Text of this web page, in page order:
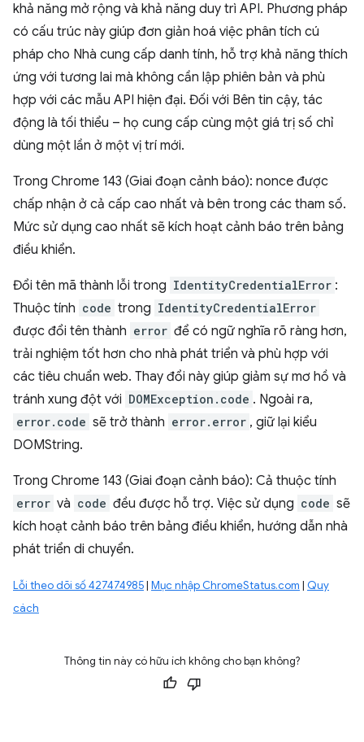
khả năng mở rộng và khả năng duy trì API. Phương pháp
có cấu trúc này giúp đơn giản hoá việc phân tích cú
pháp cho Nhà cung cấp danh tính, hỗ trợ khả năng thích
ứng với tương lai mà không cần lập phiên bản và phù
hợp với các mẫu API hiện đại. Đối với Bên tin cậy, tác
động là tối thiểu – họ cung cấp cùng một giá trị số chỉ
dùng một lần ở một vị trí mới.
Trong Chrome 143 (Giai đoạn cảnh báo): nonce được
chấp nhận ở cả cấp cao nhất và bên trong các tham số.
Mức sử dụng cao nhất sẽ kích hoạt cảnh báo trên bảng
điều khiển.
Đổi tên mã thành lỗi trong IdentityCredentialError :
Thuộc tính code trong IdentityCredentialError
được đổi tên thành error để có ngữ nghĩa rõ ràng hơn,
trải nghiệm tốt hơn cho nhà phát triển và phù hợp với
các tiêu chuẩn web. Thay đổi này giúp giảm sự mơ hồ và
tránh xung đột với DOMException.code . Ngoài ra,
error.code sẽ trở thành error.error , giữ lại kiểu
DOMString.
Trong Chrome 143 (Giai đoạn cảnh báo): Cả thuộc tính
error và code đều được hỗ trợ. Việc sử dụng code sẽ
kích hoạt cảnh báo trên bảng điều khiển, hướng dẫn nhà
phát triển di chuyển.
Lỗi theo dõi số 427474985| Mục nhập ChromeStatus.com | Quy
cách
Thông tin này có hữu ích không cho bạn không?